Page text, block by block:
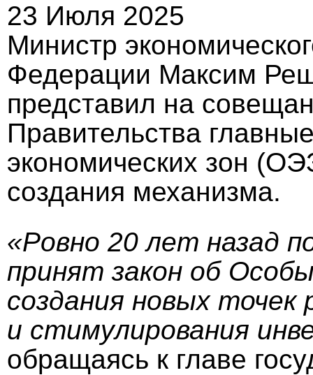
23 Июля 2025
Министр
Федерации Максим
представил на
Правительства
экономических зон
создания механизма.
«Ровно 20 лет назад
принят закон об
создания новых точек
и стимулирования
обращаясь к главе